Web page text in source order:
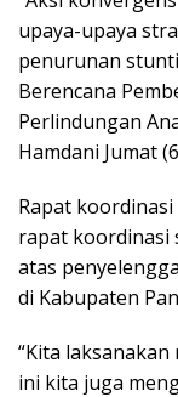
upaya-upaya
penurunan
Berencana
Perlindungan
Hamdani Jumat
Rapat
rapat koordinasi
atas
di Kabupaten
“Kita
ini kita juga